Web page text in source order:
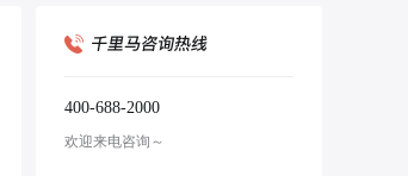
400-688-2000
欢迎来电咨询～